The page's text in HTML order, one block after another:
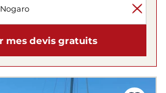
mes devis gratuits